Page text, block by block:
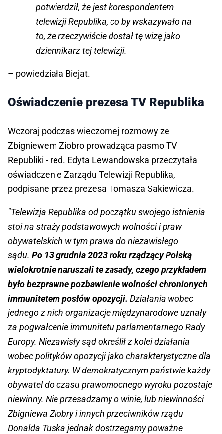
potwierdził, że jest korespondentem
telewizji Republika, co by wskazywało na
to, że rzeczywiście dostał tę wizę jako
dziennikarz tej telewizji.
– powiedziała Biejat.
Oświadczenie prezesa TV Republika
Wczoraj podczas wieczornej rozmowy ze
Zbigniewem Ziobro prowadząca pasmo TV
Republiki - red. Edyta Lewandowska przeczytała
oświadczenie Zarządu Telewizji Republika,
podpisane przez prezesa Tomasza Sakiewicza.
"Telewizja Republika od początku swojego istnienia
stoi na straży podstawowych wolności i praw
obywatelskich w tym prawa do niezawisłego
sądu. Po 13 grudnia 2023 roku rządzący Polską
wielokrotnie naruszali te zasady, czego przykładem
było bezprawne pozbawienie wolności chronionych
immunitetem posłów opozycji. Działania wobec
jednego z nich organizacje międzynarodowe uznały
za pogwałcenie immunitetu parlamentarnego Rady
Europy. Niezawisły sąd określił z kolei działania
wobec polityków opozycji jako charakterystyczne dla
kryptodyktatury. W demokratycznym państwie każdy
obywatel do czasu prawomocnego wyroku pozostaje
niewinny. Nie przesadzamy o winie, lub niewinności
Zbigniewa Ziobry i innych przeciwników rządu
Donalda Tuska jednak dostrzegamy poważne